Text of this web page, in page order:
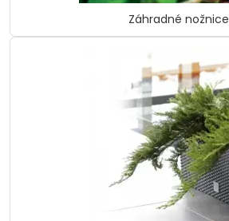
Záhradné nožnice